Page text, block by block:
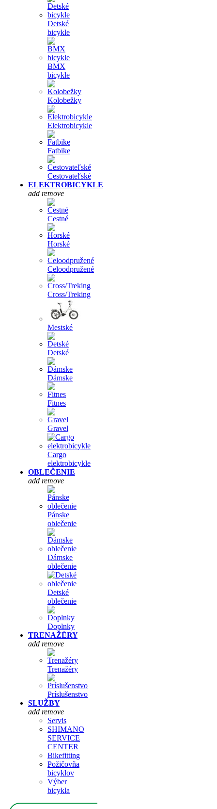
Detské
bicykle
BMX
bicykle
Kolobežky
Elektrobicykle
Fatbike
Cestovateľské
ELEKTROBICYKLE
add remove
Cestné
Horské
Celoodpružené
Cross/Treking
Mestské
Detské
Dámske
Fitnes
Gravel
Cargo
elektrobicykle
OBLEČENIE
add remove
Pánske
oblečenie
Dámske
oblečenie
Detské
oblečenie
Doplnky
TRENAŽÉRY
add remove
Trenažéry
Príslušenstvo
SLUŽBY
add remove
Servis
SHIMANO
SERVICE
CENTER
Bikefitting
Požičovňa
bicyklov
Výber
bicykla